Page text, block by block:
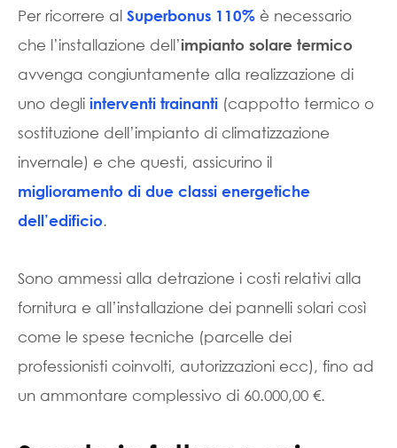
Per ricorrere al Superbonus 110% è necessario
che l’installazione dell’impianto solare termico
avvenga congiuntamente alla realizzazione di
uno degli interventi trainanti (cappotto termico o
sostituzione dell’impianto di climatizzazione
invernale) e che questi, assicurino il
miglioramento di due classi energetiche
dell’edificio.
Sono ammessi alla detrazione i costi relativi alla
fornitura e all’installazione dei pannelli solari così
come le spese tecniche (parcelle dei
professionisti coinvolti, autorizzazioni ecc), fino ad
un ammontare complessivo di 60.000,00 €.